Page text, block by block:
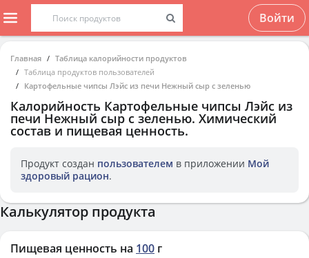
Войти
Главная
Таблица калорийности продуктов
Таблица продуктов пользователей
Картофельные чипсы Лэйс из печи Нежный сыр с зеленью
Калорийность Картофельные чипсы Лэйс из
печи Нежный сыр с зеленью. Химический
состав и пищевая ценность.
Продукт создан пользователем в приложении Мой
здоровый рацион.
Калькулятор продукта
Пищевая ценность на 100 г